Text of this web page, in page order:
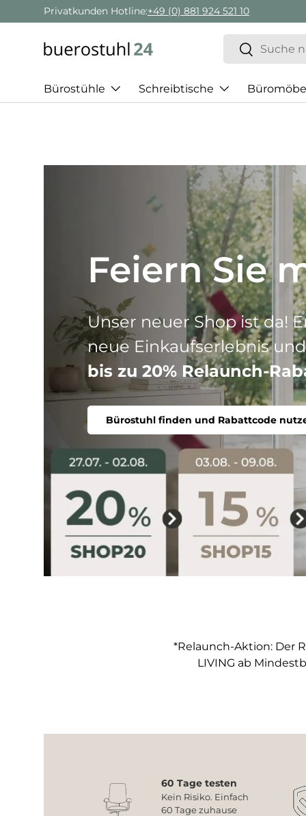
Direkt zum Inhalt
Privatkunden Hotline:+49 (0) 881 924 521 10
Suchen
Suchen
Bürostühle Schreibtische
Best of
Drei Produktlinien, ein
Stuhl. Ergonomisch,
Bürostuhl finden
*Relaunch-Aktion: Der
LIVING ab
60 Tage testen
Kein Risiko. Einfach
60 Tage zuhause